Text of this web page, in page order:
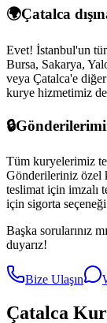
🌍Çatalca
Evet! İstanbul'un
Bursa, Sakarya,
veya Çatalca'e
kurye hizmetimiz
🔒
Tüm kuryelerimiz
Gönderileriniz özel
teslimat için imzalı
için sigorta
Başka sorularınız
duyarız!
Bize Ulaşın
Çatalca